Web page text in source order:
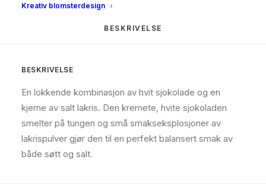
Kreativ blomsterdesign
BESKRIVELSE
BESKRIVELSE
En lokkende kombinasjon av hvit sjokolade og en
kjerne av salt lakris. Den kremete, hvite sjokoladen
smelter på tungen og små smakseksplosjoner av
lakrispulver gjør den til en perfekt balansert smak av
både søtt og salt.